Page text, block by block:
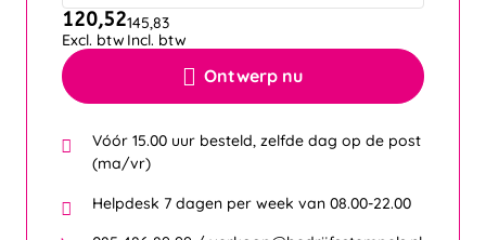
Ontwerp nu
120,52
Excl. btw
145,83
Incl. btw
Vóór 15.00 uur besteld, zelfde dag op de post
(ma/vr)
Helpdesk 7 dagen per week van 08.00-22.00